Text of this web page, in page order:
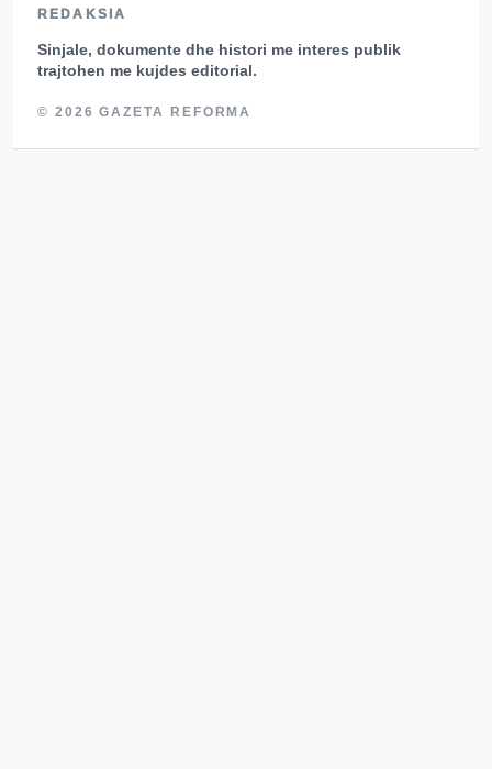
REDAKSIA
Sinjale, dokumente dhe histori me interes publik
trajtohen me kujdes editorial.
© 2026 GAZETA REFORMA